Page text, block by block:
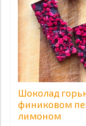
Шоколад
финиковом
лимоном